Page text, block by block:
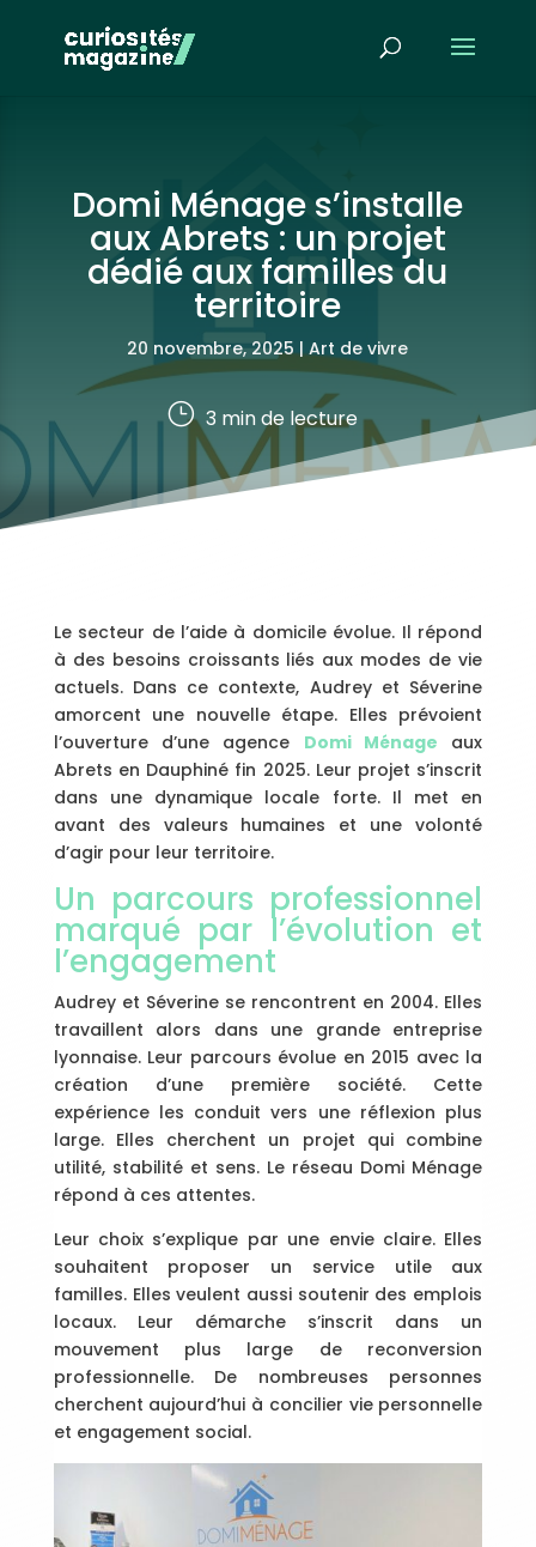
Domi Ménage s’installe
aux Abrets : un projet
dédié aux familles du
territoire
20 novembre, 2025|Art de vivre
} 3min de lecture
Le secteur de l’aide à domicile évolue. Il répond
à des besoins croissants liés aux modes de vie
actuels. Dans ce contexte, Audrey et Séverine
amorcent une nouvelle étape. Elles prévoient
l’ouverture d’une agence Domi Ménage aux
Abrets en Dauphiné fin 2025. Leur projet s’inscrit
dans une dynamique locale forte. Il met en
avant des valeurs humaines et une volonté
d’agir pour leur territoire.
Un parcours professionnel
marqué par l’évolution et
l’engagement
Audrey et Séverine se rencontrent en 2004. Elles
travaillent alors dans une grande entreprise
lyonnaise. Leur parcours évolue en 2015 avec la
création d’une première société. Cette
expérience les conduit vers une réflexion plus
large. Elles cherchent un projet qui combine
utilité, stabilité et sens. Le réseau Domi Ménage
répond à ces attentes.
Leur choix s’explique par une envie claire. Elles
souhaitent proposer un service utile aux
familles. Elles veulent aussi soutenir des emplois
locaux. Leur démarche s’inscrit dans un
mouvement plus large de reconversion
professionnelle. De nombreuses personnes
cherchent aujourd’hui à concilier vie personnelle
et engagement social.